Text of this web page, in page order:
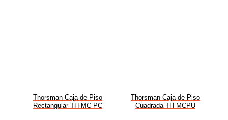
Thorsman Caja de Piso
Rectangular TH-MC-PC
Thorsman Caja de Piso
Cuadrada TH-MCPU